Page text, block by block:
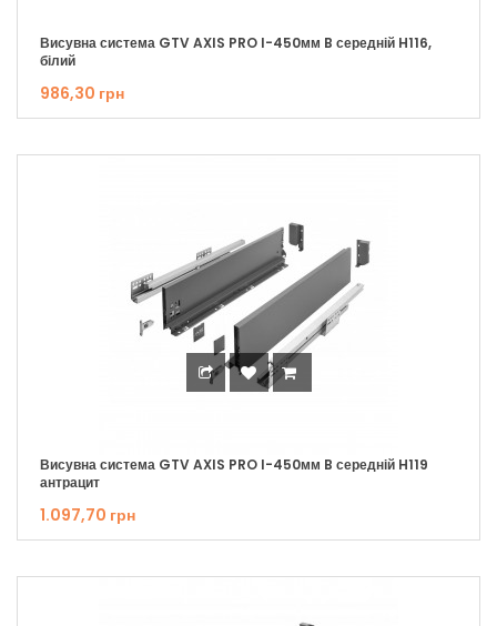
Висувна система GTV AXIS PRO I-450мм B середній H116,
білий
986,30 грн
Висувна система GTV AXIS PRO I-450мм B середній H119
антрацит
1.097,70 грн